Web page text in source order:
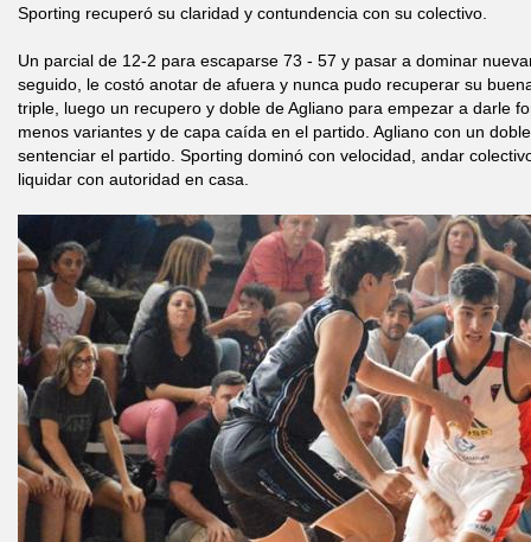
Sporting recuperó su claridad y contundencia con su colectivo.
Un parcial de 12-2 para escaparse 73 - 57 y pasar a dominar
seguido, le costó anotar de afuera y nunca pudo recuperar su
triple, luego un recupero y doble de Agliano para empezar a darle
menos variantes y de capa caída en el partido. Agliano con un
sentenciar el partido. Sporting dominó con velocidad, andar
liquidar con autoridad en casa.